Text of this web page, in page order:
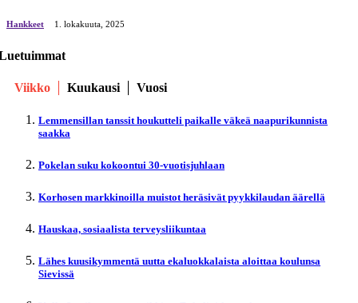
Hankkeet 1. lokakuuta, 2025
Viikko Kuukausi Vuosi
Lemmensillan tanssit houkutteli paikalle väkeä naapurikunnista
saakka
Pokelan suku kokoontui 30-vuotisjuhlaan
Korhosen markkinoilla muistot heräsivät pyykkilaudan äärellä
Hauskaa, sosiaalista terveysliikuntaa
Lähes kuusikymmentä uutta ekaluokkalaista aloittaa koulunsa
Sievissä